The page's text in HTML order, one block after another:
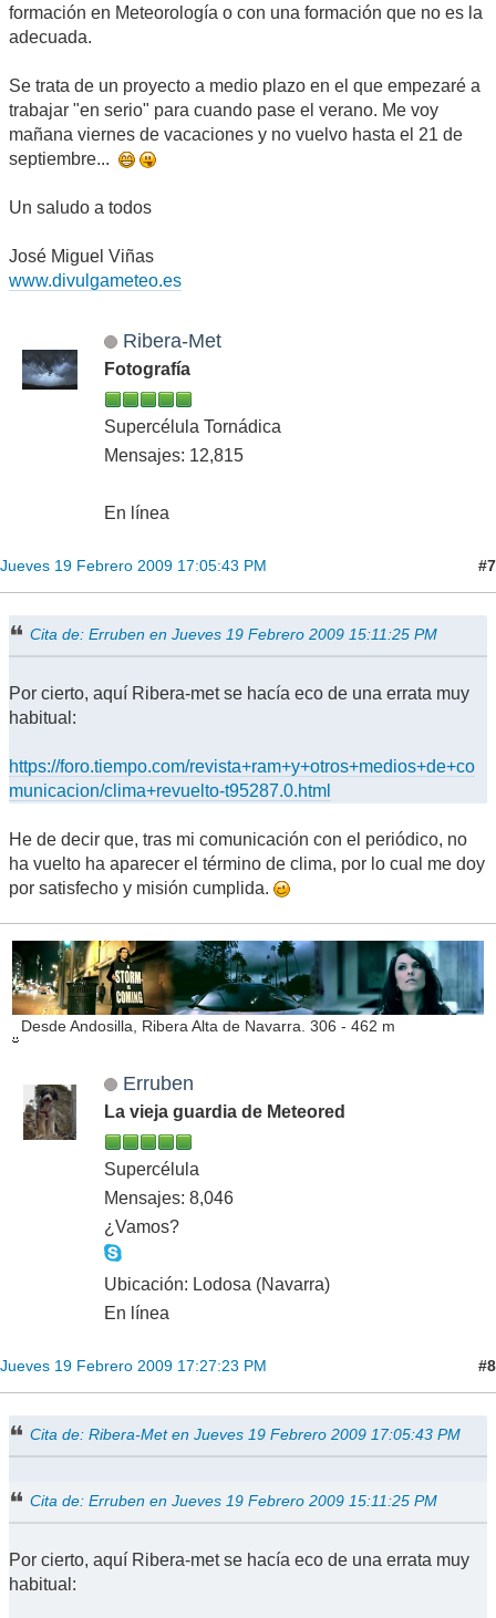
formación en Meteorología o con una formación que no es la
adecuada.
Se trata de un proyecto a medio plazo en el que empezaré a
trabajar "en serio" para cuando pase el verano. Me voy
mañana viernes de vacaciones y no vuelvo hasta el 21 de
septiembre...
Un saludo a todos
José Miguel Viñas
www.divulgameteo.es
Ribera-Met
Fotografía
Supercélula Tornádica
Mensajes: 12,815
En línea
Jueves 19 Febrero 2009 17:05:43 PM #7
Cita de: Erruben en Jueves 19 Febrero 2009 15:11:25 PM
Por cierto, aquí Ribera-met se hacía eco de una errata muy
habitual:
https://foro.tiempo.com/revista+ram+y+otros+medios+de+co
municacion/clima+revuelto-t95287.0.html
He de decir que, tras mi comunicación con el periódico, no
ha vuelto ha aparecer el término de clima, por lo cual me doy
por satisfecho y misión cumplida.
Desde Andosilla, Ribera Alta de Navarra. 306 - 462 m
Erruben
La vieja guardia de Meteored
Supercélula
Mensajes: 8,046
¿Vamos?
Ubicación: Lodosa (Navarra)
En línea
Jueves 19 Febrero 2009 17:27:23 PM #8
Cita de: Ribera-Met en Jueves 19 Febrero 2009 17:05:43 PM
Cita de: Erruben en Jueves 19 Febrero 2009 15:11:25 PM
Por cierto, aquí Ribera-met se hacía eco de una errata muy
habitual: